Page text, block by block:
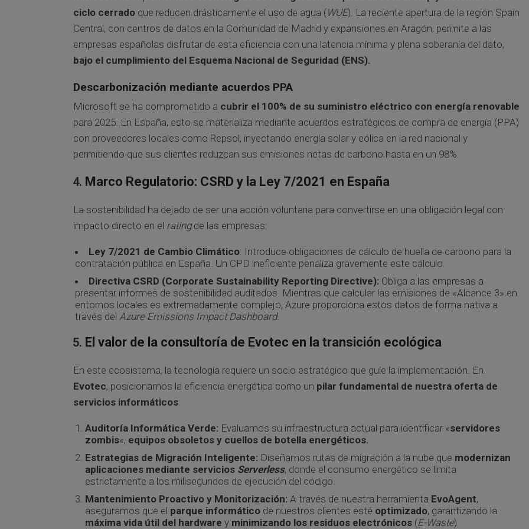
ciclo cerrado que reducen drásticamente el uso de agua (WUE). La reciente apertura de la región Spain
Central, con centros de datos en la Comunidad de Madrid y expansiones en Aragón, permite a las
empresas españolas disfrutar de esta eficiencia con una latencia mínima y plena soberanía del dato,
bajo el cumplimiento del Esquema Nacional de Seguridad (ENS).
Descarbonización mediante acuerdos PPA
Microsoft se ha comprometido a cubrir el 100% de su suministro eléctrico con energía renovable
para 2025. En España, esto se materializa mediante acuerdos estratégicos de compra de energía (PPA)
con proveedores locales como Repsol, inyectando energía solar y eólica en la red nacional y
permitiendo que sus clientes reduzcan sus emisiones netas de carbono hasta en un 98%.
Marco Regulatorio: CSRD y la Ley 7/2021 en España
La sostenibilidad ha dejado de ser una acción voluntaria para convertirse en una obligación legal con
impacto directo en el ratingde las empresas:
Ley 7/2021 de Cambio Climático: Introduce obligaciones de cálculo de huella de carbono para la
contratación pública en España. Un CPD ineficiente penaliza gravemente este cálculo.
Directiva CSRD (Corporate Sustainability Reporting Directive): Obliga a las empresas a
presentar informes de sostenibilidad auditados. Mientras que calcular las emisiones de «Alcance 3» en
entornos locales es extremadamente complejo, Azure proporciona estos datos de forma nativa a
través del Azure Emissions Impact Dashboard.
El valor de la consultoría de Evotec en la transición ecológica
En este ecosistema, la tecnología requiere un socio estratégico que guíe la implementación. En
Evotec, posicionamos la eficiencia energética como un pilar fundamental de nuestra oferta de
servicios informáticos:
Auditoría Informática Verde: Evaluamos su infraestructura actual para identificar «servidores
zombis«, equipos obsoletos y cuellos de botella energéticos.
Estrategias de Migración Inteligente: Diseñamos rutas de migración a la nube que modernizan
aplicaciones mediante servicios Serverless, donde el consumo energético se limita
estrictamente a los milisegundos de ejecución del código.
Mantenimiento Proactivo y Monitorización: A través de nuestra herramienta EvoAgent,
aseguramos que el parque informático de nuestros clientes esté optimizado, garantizando la
máxima vida útil del hardware y minimizando los residuos electrónicos (E-Waste).